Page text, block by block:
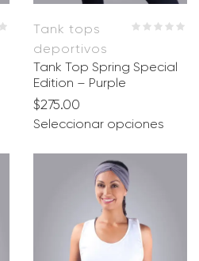
Tank tops
deportivos
Tank Top Spring Special
Edition – Purple
$275.00
Seleccionar opciones